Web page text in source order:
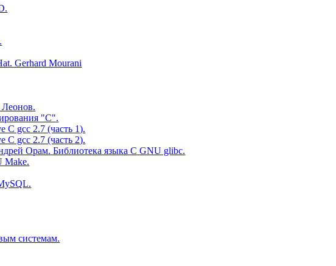
Gerhard Mourani
Леонов.
"C".
C gcc 2.7 (часть 1).
C gcc 2.7 (часть 2).
Орам. Библиотека языка C GNU glibc.
Make.
системам.